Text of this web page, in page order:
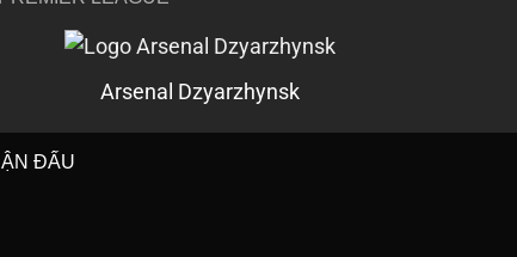
Arsenal Dzyarzhynsk
ĐẤU